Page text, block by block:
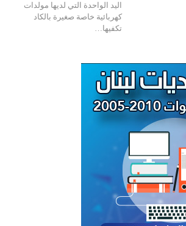
اليد الواحدة التي لديها مولدات
كهربائية خاصة صغيرة بالكاد
تكفيها…